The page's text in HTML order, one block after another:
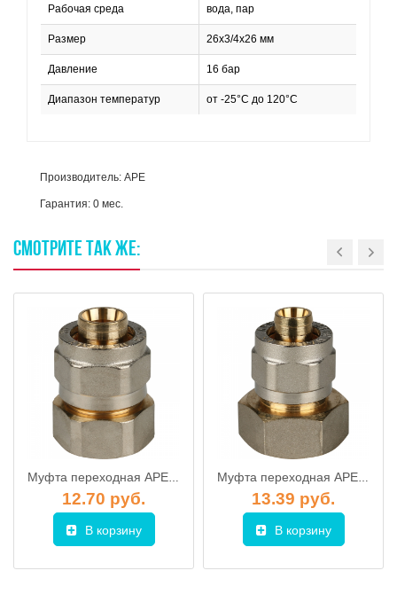
Рабочая среда вода, пар
Размер 26х3/4х26 мм
Давление 16 бар
Диапазон температур от -25°C до 120°C
Производитель: APE
Гарантия: 0 мес.
СМОТРИТЕ ТАКЖЕ:
Муфта переходная APE с внутренней резьбой 3/4x20 (резьбовые фитинги)
12.70 руб.
В корзину
Муфта переходная APE с внутренней резьбой 3/4x16 (резьбовые фитинги)
13.39 руб.
В корзину